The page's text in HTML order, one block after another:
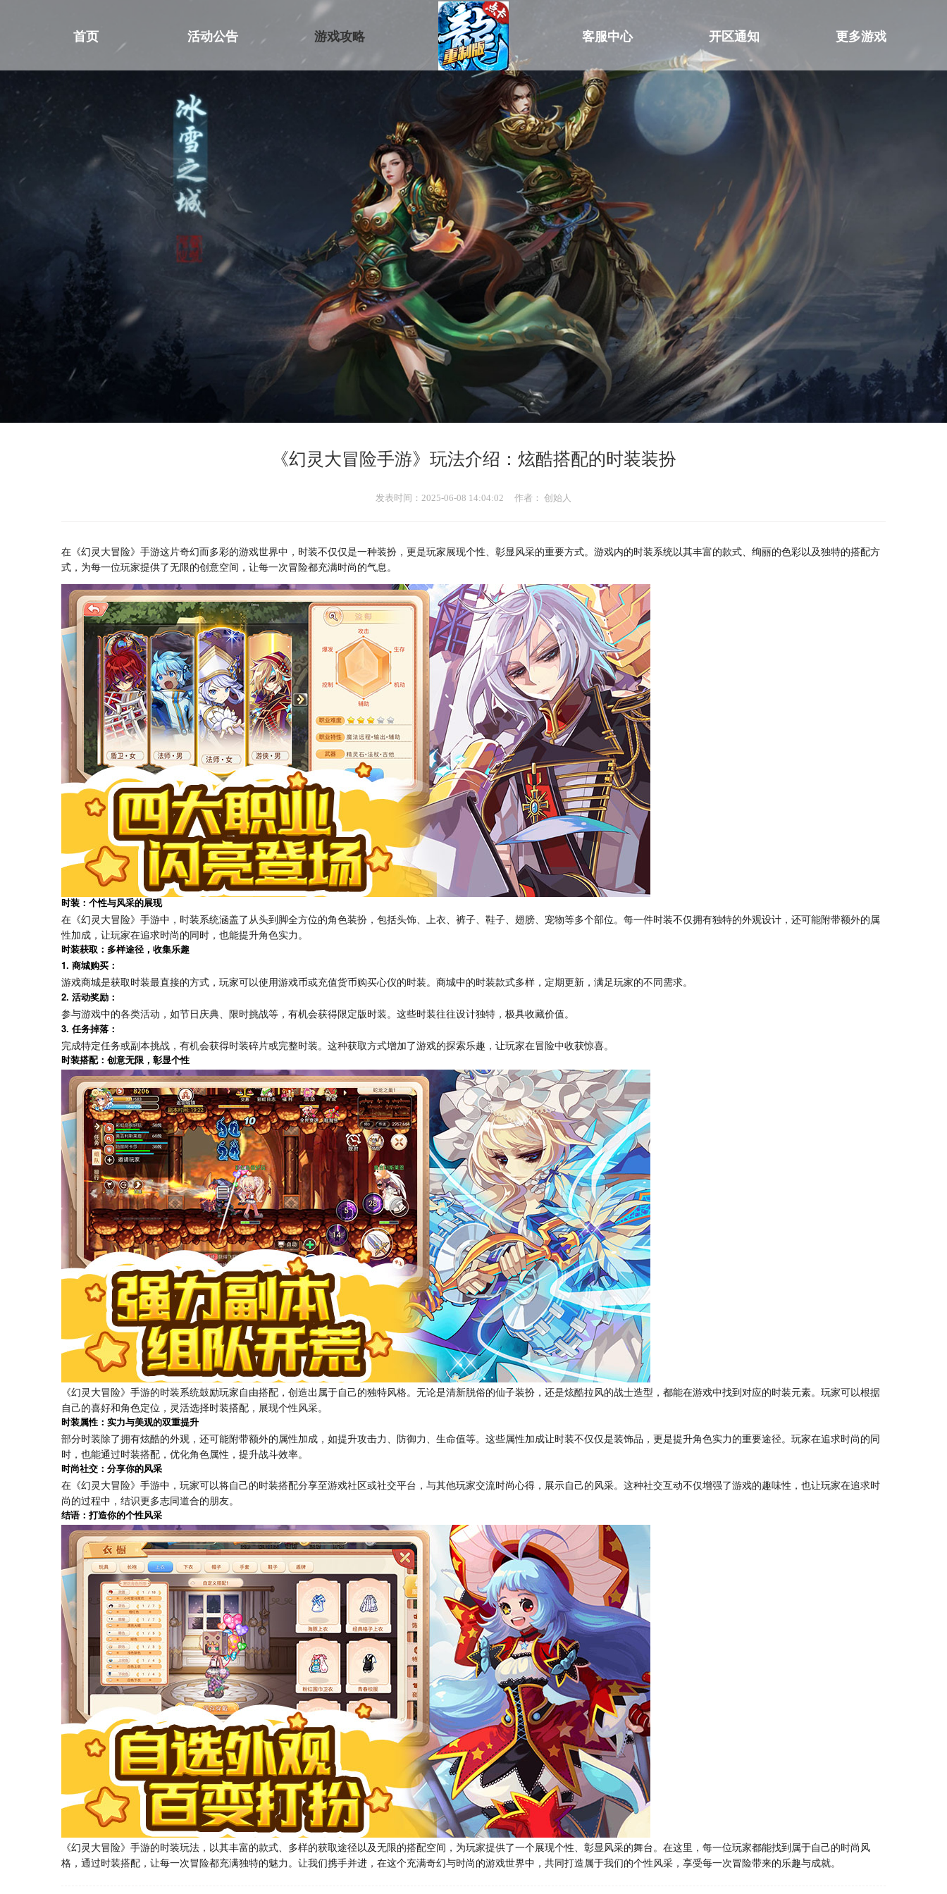
首页 活动公告 游戏攻略 客服中心 开区通知 更多游戏
《幻灵大冒险手游》玩法介绍：炫酷搭配的时装装扮
发表时间：2025-06-08 14:04:02 作者： 创始人
在《幻灵大冒险》手游这片奇幻而多彩的游戏世界中，时装不仅仅是一种装扮，更是玩家展现个性、彰显风采的重要方式。游戏内的时装系统以其丰富的款式、绚丽的色彩以及独特的搭配方
式，为每一位玩家提供了无限的创意空间，让每一次冒险都充满时尚的气息。
时装：个性与风采的展现
在《幻灵大冒险》手游中，时装系统涵盖了从头到脚全方位的角色装扮，包括头饰、上衣、裤子、鞋子、翅膀、宠物等多个部位。每一件时装不仅拥有独特的外观设计，还可能附带额外的属
性加成，让玩家在追求时尚的同时，也能提升角色实力。
时装获取：多样途径，收集乐趣
1. 商城购买 ：
游戏商城是获取时装最直接的方式，玩家可以使用游戏币或充值货币购买心仪的时装。商城中的时装款式多样，定期更新，满足玩家的不同需求。
2. 活动奖励 ：
参与游戏中的各类活动，如节日庆典、限时挑战等，有机会获得限定版时装。这些时装往往设计独特，极具收藏价值。
3. 任务掉落 ：
完成特定任务或副本挑战，有机会获得时装碎片或完整时装。这种获取方式增加了游戏的探索乐趣，让玩家在冒险中收获惊喜。
时装搭配：创意无限，彰显个性
《幻灵大冒险》手游的时装系统鼓励玩家自由搭配，创造出属于自己的独特风格。无论是清新脱俗的仙子装扮，还是炫酷拉风的战士造型，都能在游戏中找到对应的时装元素。玩家可以根据
自己的喜好和角色定位，灵活选择时装搭配，展现个性风采。
时装属性：实力与美观的双重提升
部分时装除了拥有炫酷的外观，还可能附带额外的属性加成，如提升攻击力、防御力、生命值等。这些属性加成让时装不仅仅是装饰品，更是提升角色实力的重要途径。玩家在追求时尚的同
时，也能通过时装搭配，优化角色属性，提升战斗效率。
时尚社交：分享你的风采
在《幻灵大冒险》手游中，玩家可以将自己的时装搭配分享至游戏社区或社交平台，与其他玩家交流时尚心得，展示自己的风采。这种社交互动不仅增强了游戏的趣味性，也让玩家在追求时
尚的过程中，结识更多志同道合的朋友。
结语：打造你的个性风采
《幻灵大冒险》手游的时装玩法，以其丰富的款式、多样的获取途径以及无限的搭配空间，为玩家提供了一个展现个性、彰显风采的舞台。在这里，每一位玩家都能找到属于自己的时尚风
格，通过时装搭配，让每一次冒险都充满独特的魅力。让我们携手并进，在这个充满奇幻与时尚的游戏世界中，共同打造属于我们的个性风采，享受每一次冒险带来的乐趣与成就。